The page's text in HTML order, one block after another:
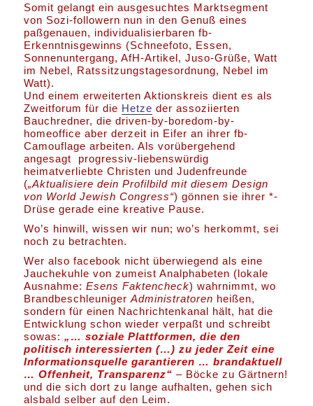
Somit gelangt ein ausgesuchtes Marktsegment
von Sozi-followern nun in den Genuß eines
paßgenauen, individualisierbaren fb-
Erkenntnisgewinns (Schneefoto, Essen,
Sonnenuntergang, AfH-Artikel, Juso-Grüße, Watt
im Nebel, Ratssitzungstagesordnung, Nebel im
Watt).
Und einem erweiterten Aktionskreis dient es als
Zweitforum für die Hetze der assoziierten
Bauchredner, die driven-by-boredom-by-
homeoffice aber derzeit in Eifer an ihrer fb-
Camouflage arbeiten. Als vorübergehend
angesagt progressiv-liebenswürdig
heimatverliebte Christen und Judenfreunde
(„Aktualisiere dein Profilbild mit diesem Design
von World Jewish Congress“) gönnen sie ihrer *-
Drüse gerade eine kreative Pause.
Wo’s hinwill, wissen wir nun; wo’s herkommt, sei
noch zu betrachten.
Wer also facebook nicht überwiegend als eine
Jauchekuhle von zumeist Analphabeten (lokale
Ausnahme:Esens Faktencheck) wahrnimmt, wo
BrandbeschleunigerAdministratoren heißen,
sondern für einen Nachrichtenkanal hält, hat die
Entwicklung schon wieder verpaßt und schreibt
sowas:„… soziale Plattformen, die den
politisch interessierten (…) zu jeder Zeit eine
Informationsquelle garantieren … brandaktuell
… Offenheit, Transparenz“ – Böcke zu Gärtnern!
und die sich dort zu lange aufhalten, gehen sich
alsbald selber auf den Leim.